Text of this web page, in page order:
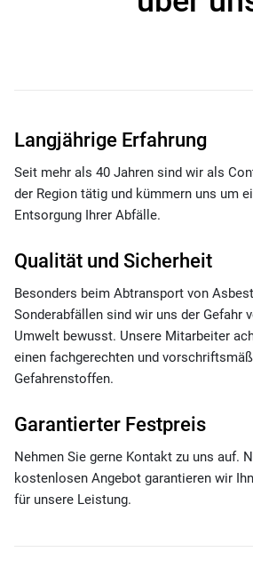
Langjährige Erfahrung
Seit mehr als 40 Jahren sind wir als
der Region tätig und kümmern uns um
Entsorgung Ihrer Abfälle.
Qualität und Sicherheit
Besonders beim Abtransport von
Sonderabfällen sind wir uns der Gefahr
Umwelt bewusst. Unsere Mitarbeiter
einen fachgerechten und
Gefahrenstoffen.
Garantierter Festpreis
Nehmen Sie gerne Kontakt zu uns auf.
kostenlosen Angebot garantieren wir
für unsere Leistung.